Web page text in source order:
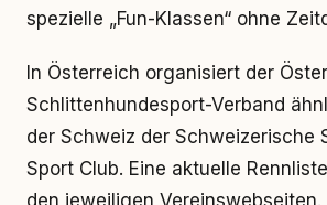
spezielle „Fun-Klassen“ ohne
In Österreich organisiert der
Schlittenhundesport-Verband
der Schweiz der Schweizerische
Sport Club. Eine aktuelle
den jeweiligen Vereinswebseiten.